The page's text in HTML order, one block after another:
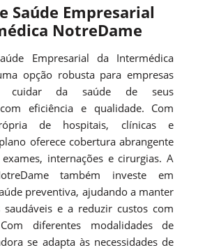
Saúde Empresarial
NotreDame
Empresarial da Intermédica
opção robusta para empresas
cuidar da saúde de seus
eficiência e qualidade. Com
de hospitais, clínicas e
oferece cobertura abrangente
internações e cirurgias. A
também investe em
preventiva, ajudando a manter
e a reduzir custos com
diferentes modalidades de
se adapta às necessidades de